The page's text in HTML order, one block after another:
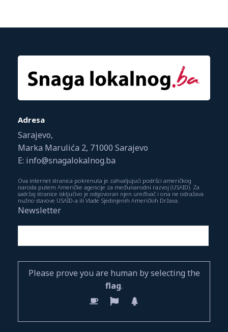
Adresa
Sarajevo,
Marka Marulića 2, 71000 Sarajevo
E: info@snagalokalnog.ba
Ova internet stranica pokrenuta je zahvaljujući podršci američkog
naroda putem Američke agencije za međunarodni razvoj (USAID). Za
sadržaj stranice isključivo je odgovoran njen uređivač i ona ne odražava
nužno stavove USAID-a ili Vlade Sjedinjenih Američkih Država.
Newsletter
Please prove you are human by selecting the
flag.